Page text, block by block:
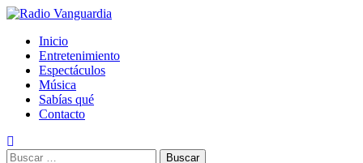
Skip
content
Radio Vanguardia
Tu música y mucho mas
Primary
Menu
Inicio
Entretenimiento
Espectáculos
Música
Sabías qué
Contacto
Buscar: